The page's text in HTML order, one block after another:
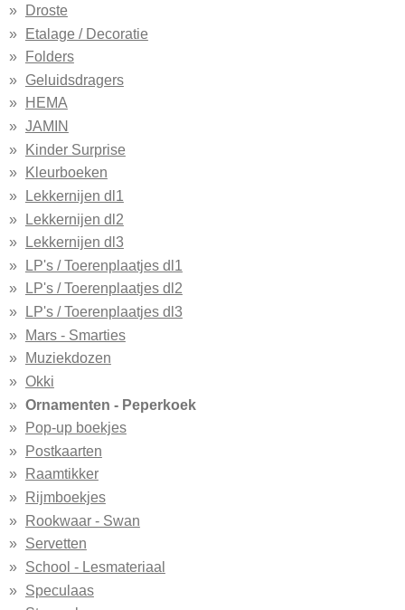
Droste
Etalage / Decoratie
Folders
Geluidsdragers
HEMA
JAMIN
Kinder Surprise
Kleurboeken
Lekkernijen dl1
Lekkernijen dl2
Lekkernijen dl3
LP's / Toerenplaatjes dl1
LP's / Toerenplaatjes dl2
LP's / Toerenplaatjes dl3
Mars - Smarties
Muziekdozen
Okki
Ornamenten - Peperkoek
Pop-up boekjes
Postkaarten
Raamtikker
Rijmboekjes
Rookwaar - Swan
Servetten
School - Lesmateriaal
Speculaas